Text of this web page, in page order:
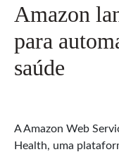
Amazon
para
saúde
A Amazon Web
Health, uma